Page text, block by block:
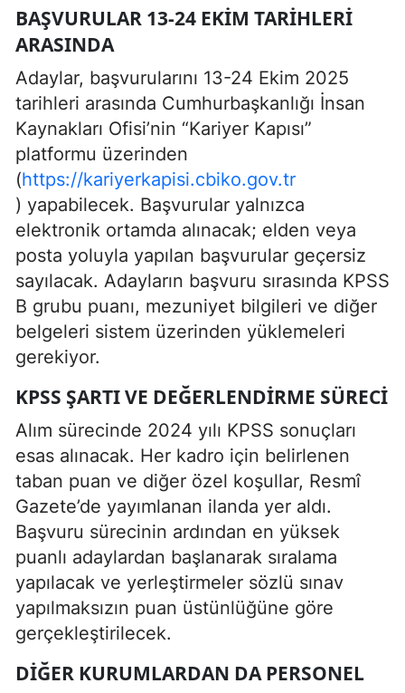
BAŞVURULAR 13-24 EKIM TARIHLERI
ARASINDA
Adaylar, başvurularını 13-24 Ekim 2025
tarihleri arasında Cumhurbaşkanlığı İnsan
Kaynakları Ofisi’nin “Kariyer Kapısı”
platformu üzerinden
(https://kariyerkapisi.cbiko.gov.tr
) yapabilecek. Başvurular yalnızca
elektronik ortamda alınacak; elden veya
posta yoluyla yapılan başvurular geçersiz
sayılacak. Adayların başvuru sırasında KPSS
B grubu puanı, mezuniyet bilgileri ve diğer
belgeleri sistem üzerinden yüklemeleri
gerekiyor.
KPSS ŞARTI VE DEĞERLENDIRME SÜRECI
Alım sürecinde 2024 yılı KPSS sonuçları
esas alınacak. Her kadro için belirlenen
taban puan ve diğer özel koşullar, Resmî
Gazete’de yayımlanan ilanda yer aldı.
Başvuru sürecinin ardından en yüksek
puanlı adaylardan başlanarak sıralama
yapılacak ve yerleştirmeler sözlü sınav
yapılmaksızın puan üstünlüğüne göre
gerçekleştirilecek.
DIĞER KURUMLARDAN DA PERSONEL